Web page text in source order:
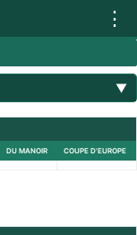
⋮
▼
DU MANOIR COUPE D'EUROPE